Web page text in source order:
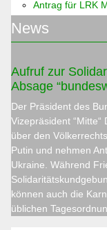
Antrag für LRK
News
Aufruf zur
Absage
Der Präsident des
Vizepräsident
über den
Putin und nehmen
Ukraine. Während
können auch die
üblichen